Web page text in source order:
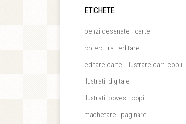
ETICHETE
benzi desenate
carte
corectura
editare
editare carte
ilustrare carti copii
ilustratii digitale
ilustratii povesti copii
machetare
paginare